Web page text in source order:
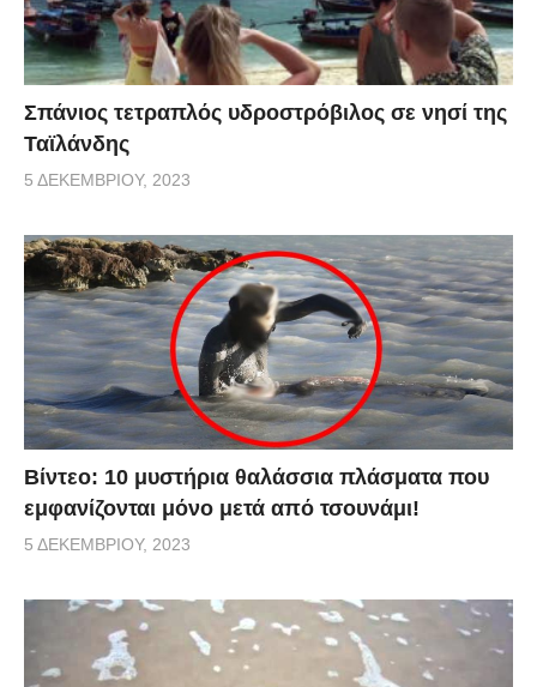
Σπάνιος τετραπλός υδροστρόβιλος σε νησί της
Ταϊλάνδης
5 ΔΕΚΕΜΒΡΊΟΥ, 2023
Βίντεο: 10 μυστήρια θαλάσσια πλάσματα που
εμφανίζονται μόνο μετά από τσουνάμι!
5 ΔΕΚΕΜΒΡΊΟΥ, 2023